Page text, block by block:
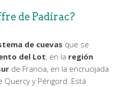
de Padirac?
de cuevas que se
del Lot, en la región
de Francia, en la encrucijada
Quercy y Périgord. Está